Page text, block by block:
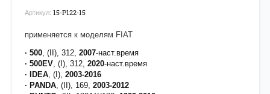
Артикул: 15-P122-15
применяется к моделям FIAT
· 500 , (II), 312, 2007-наст.время
· 500EV , (I), 312, 2020-наст.время
· IDEA , (I), 2003-2016
· PANDA , (II), 169, 2003-2012